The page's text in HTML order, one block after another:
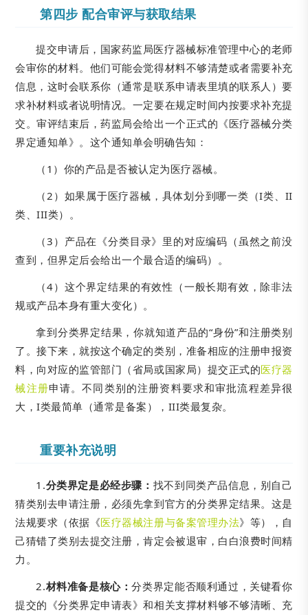
第四步 配合审评与获取结果
提交申请后，国家药监局医疗器械标准管理中心的老师
会审你的材料。他们可能会觉得材料不够清楚或者需要补充
信息，这时会联系你（通常是联系申请表里填的联系人）要
求补材料或者说明情况。一定要在规定时间内按要求补充提
交。审评结束后，药监局会给出一个正式的《医疗器械分类
界定通知单》。这个通知单会明确告知：
（1）你的产品是否被认定为医疗器械。
（2）如果属于医疗器械，具体划分到哪一类（I类、II
类、III类）。
（3）产品在《分类目录》里的对应编码（虽然之前没
查到，但界定后会给出一个最合适的编码）。
（4）这个界定结果的有效性（一般长期有效，除非法
规或产品本身有重大变化）。
拿到分类界定结果，你就知道产品的“身份”和注册类别
了。接下来，就按这个确定的类别，准备相应的注册申报资
料，向对应的监管部门（省局或国家局）提交正式的医疗器
械注册申请。不同类别的注册资料要求和审批流程差异很
大，I类最简单（通常是备案），III类最复杂。
重要补充说明
1.分类界定是必经步骤： 找不到同类产品信息，别自己
猜类别去申请注册，必须先拿到官方的分类界定结果。这是
法规要求（依据《医疗器械注册与备案管理办法》等），自
己猜错了类别去提交注册，肯定会被退审，白白浪费时间精
力。
2.材料准备是核心：分类界定能否顺利通过，关键看你
提交的《分类界定申请表》和相关支撑材料够不够清晰、充